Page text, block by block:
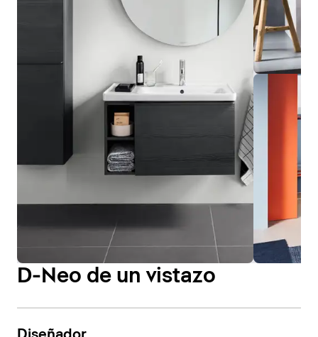
D-Neo de un vistazo